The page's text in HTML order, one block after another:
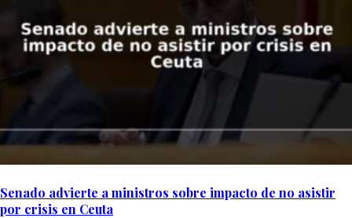
Senado advierte a ministros sobre impacto de no asistir
por crisis en Ceuta